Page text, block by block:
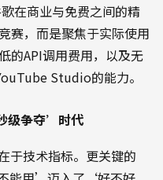
在商业与免费之间的精
赛，而是聚焦于实际使用
API调用费用，以及无
Studio的能力。
级争夺’时代
于技术指标。更关键的